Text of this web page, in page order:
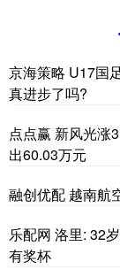
京海策略 U17国
真进步了吗?
点点赢 新风光涨
出60.03万元
融创优配 越南航
乐配网 洛里: 32
有奖杯